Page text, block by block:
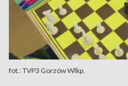
fot.: TVP3 Gorzów Wlkp.